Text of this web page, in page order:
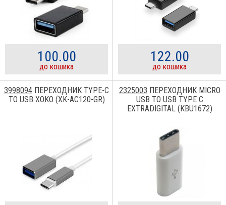
100.00
до кошика
122.00
до кошика
3998094 ПЕРЕХОДНИК TYPE-C
TO USB XOKO (XK-AC120-GR)
2325003 ПЕРЕХОДНИК MICRO
USB TO USB TYPE C
EXTRADIGITAL (KBU1672)